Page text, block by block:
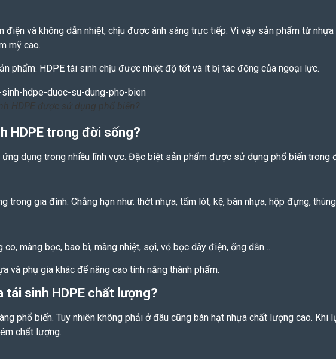
điện và không dẫn nhiệt, chịu được ánh sáng trực tiếp. Vì vậy sản phẩm từ
mỹ cao.
phẩm. HDPE tái sinh chịu được nhiệt độ tốt và ít bị tác động của ngoại lực.
HDPE được sử dụng phổ biến?
HDPE trong đời sống?
dụng trong nhiều lĩnh vực. Đặc biệt sản phẩm được sử dụng phổ biến trong
trong gia đình. Chẳng hạn như: thớt nhựa, tấm lót, kệ, bàn nhựa, hộp đựng,
màng bọc, bao bì, màng nhiệt, sợi, vỏ bọc dây điện, ống dẫn…
và phụ gia khác để nâng cao tính năng thành phẩm.
tái sinh HDPE chất lượng?
phổ biến. Tuy nhiên không phải ở đâu cũng bán hạt nhựa chất lượng cao. Khi
chất lượng.